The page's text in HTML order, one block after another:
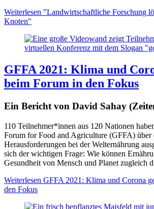
Weiterlesen "Landwirtschaftliche Forschung
Knoten"
GFFA 2021: Klima und
beim Forum in den Fokus
Ein Bericht von David Sahay
110 Teilnehmer*innen aus 120 Nationen
Forum for Food and Agriculture (GFFA) über
Herausforderungen bei der Welternährung
sich der wichtigen Frage: Wie können
Gesundheit von Mensch und Planet zugleich
Weiterlesen GFFA 2021: Klima und Corona
den Fokus